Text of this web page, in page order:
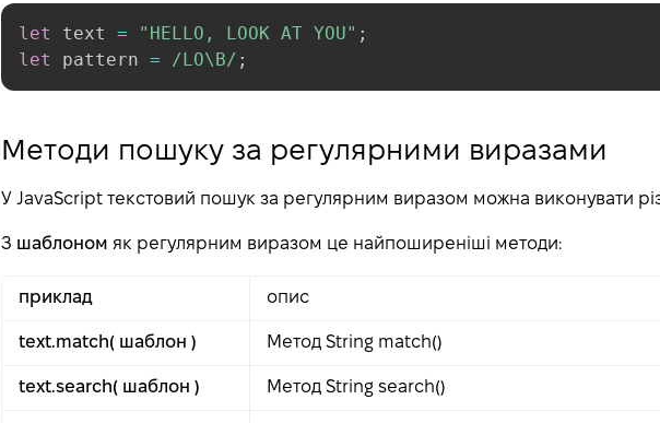
let text = "HELLO, LOOK AT YOU" ;
let pattern = /LO\B/ ;
Методи пошуку за регулярними виразами
У JavaScript текстовий пошук за регулярним виразом можна виконувати
З шаблоном як регулярним виразом це найпоширеніші методи:
приклад опис
text.match( шаблон ) Метод String match()
text.search( шаблон ) Метод String search()